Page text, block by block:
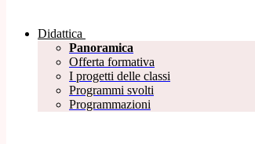
Didattica
Panoramica
Offerta formativa
I progetti delle classi
Programmi svolti
Programmazioni